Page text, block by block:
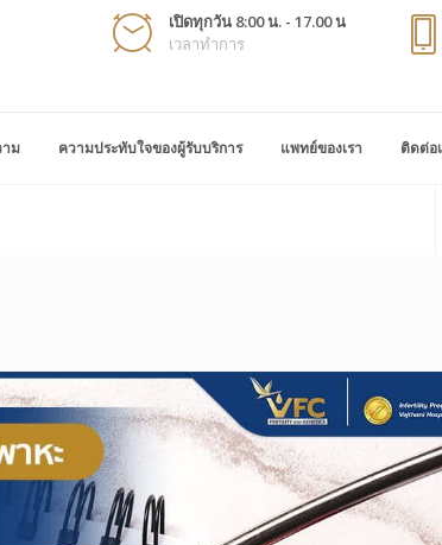
เปิดทุกวัน 8:00 น. - 17.00 น
เวลาทำการ
ม ความประทับใจของผู้รับบริการ แพทย์ของเรา ติดต่อ